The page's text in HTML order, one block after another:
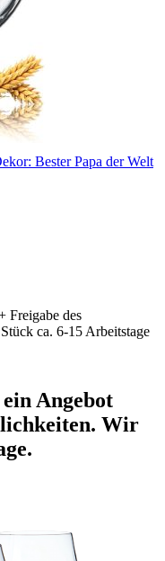
Bester Papa der Welt
Freigabe des
ca. 6-15 Arbeitstage
Angebot
Wir